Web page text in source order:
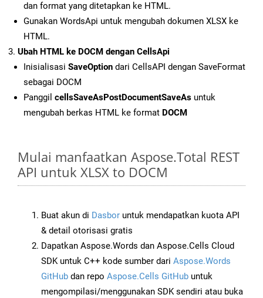
dan format yang ditetapkan ke HTML.
Gunakan WordsApi untuk mengubah dokumen XLSX ke
HTML.
Ubah HTML ke DOCM dengan CellsApi
Inisialisasi SaveOption dari CellsAPI dengan SaveFormat
sebagai DOCM
Panggil cellsSaveAsPostDocumentSaveAs untuk
mengubah berkas HTML ke format DOCM
Mulai manfaatkan Aspose.Total REST
API untuk XLSX to DOCM
Buat akun di Dasbor untuk mendapatkan kuota API
& detail otorisasi gratis
Dapatkan Aspose.Words dan Aspose.Cells Cloud
SDK untuk C++ kode sumber dari Aspose.Words
GitHub dan repo Aspose.Cells GitHub untuk
mengompilasi/menggunakan SDK sendiri atau buka